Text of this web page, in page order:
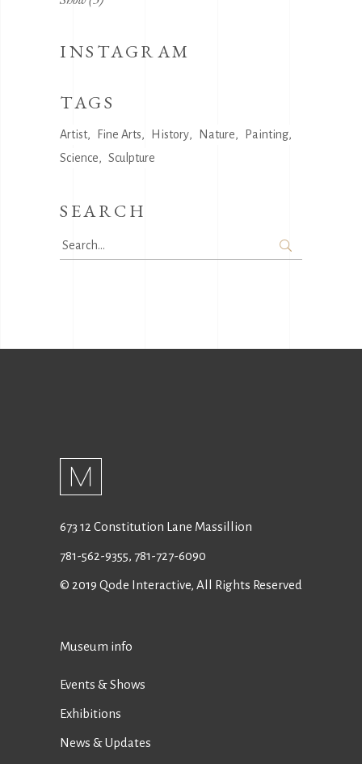
INSTAGRAM
TAGS
Artist Fine Arts History Nature
Painting
Science
Sculpture
SEARCH
Search
for:
673 12 Constitution Lane Massillion
781-562-9355, 781-727-6090
© 2019 Qode Interactive, All Rights Reserved
Museum info
Events & Shows
Exhibitions
News & Updates